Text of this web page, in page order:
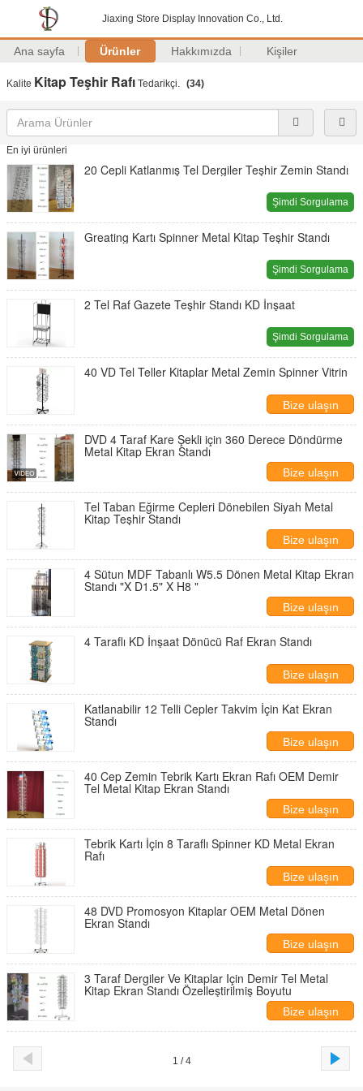
Jiaxing Store Display Innovation Co., Ltd.
Ana sayfa Ürünler Hakkımızda Kişiler
Kalite Kitap Teşhir Rafı Tedarikçi. (34)
En iyi ürünleri
20 Cepli Katlanmış Tel Dergiler Teşhir Zemin Standı
Şimdi Sorgulama
Greating Kartı Spinner Metal Kitap Teşhir Standı
Şimdi Sorgulama
2 Tel Raf Gazete Teşhir Standı KD İnşaat
Şimdi Sorgulama
40 VD Tel Teller Kitaplar Metal Zemin Spinner Vitrin
Bize ulaşın
DVD 4 Taraf Kare Şekli için 360 Derece Döndürme
Metal Kitap Ekran Standı
Bize ulaşın
Tel Taban Eğirme Cepleri Dönebilen Siyah Metal
Kitap Teşhir Standı
Bize ulaşın
4 Sütun MDF Tabanlı W5.5 Dönen Metal Kitap Ekran
Standı "X D1.5" X H8 "
Bize ulaşın
4 Taraflı KD İnşaat Dönücü Raf Ekran Standı
Bize ulaşın
Katlanabilir 12 Telli Cepler Takvim İçin Kat Ekran
Standı
Bize ulaşın
40 Cep Zemin Tebrik Kartı Ekran Rafı OEM Demir
Tel Metal Kitap Ekran Standı
Bize ulaşın
Tebrik Kartı İçin 8 Taraflı Spinner KD Metal Ekran
Rafı
Bize ulaşın
48 DVD Promosyon Kitaplar OEM Metal Dönen
Ekran Standı
Bize ulaşın
3 Taraf Dergiler Ve Kitaplar Için Demir Tel Metal
Kitap Ekran Standı Özelleştirilmiş Boyutu
Bize ulaşın
1 / 4